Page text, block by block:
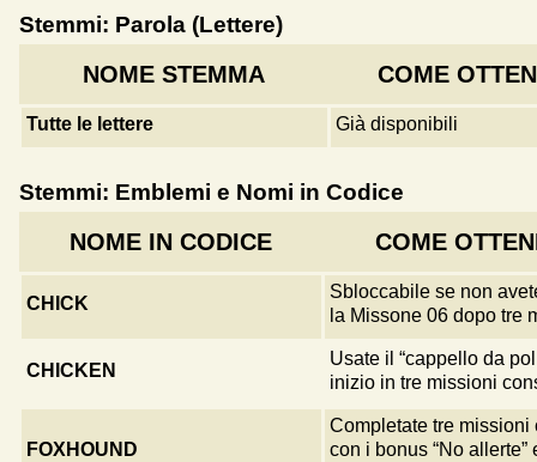
Stemmi: Parola (Lettere)
NOME STEMMA COME
Tutte le lettere Già disponibili
Stemmi: Emblemi e Nomi in Codice
NOME IN CODICE COME
CHICK
Sbloccabile se non
la Missone 06 dopo tre
CHICKEN
Usate il “cappello da
inizio in tre missioni
FOXHOUND
Completate tre missioni
con i bonus “No allerte”